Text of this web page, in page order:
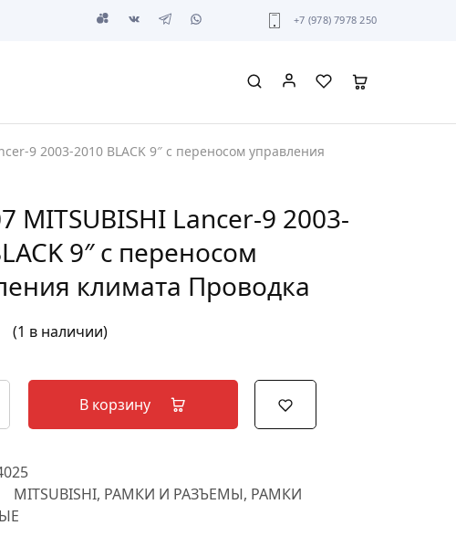
+7 (978) 7978 250
9 2003-2010 BLACK 9″ с переносом управления
MITSUBISHI Lancer-9 2003-
9″ с переносом
климата Проводка
(1 в наличии)
В корзину
MITSUBISHI, РАМКИ И РАЗЪЕМЫ, РАМКИ